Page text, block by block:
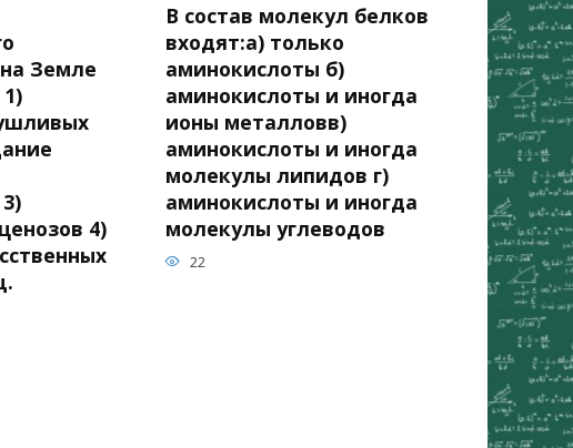
Земле
4)
В состав молекул белков
входят:а) только
аминокислоты б)
аминокислоты и иногда
ионы металловв)
аминокислоты и иногда
молекулы липидов г)
аминокислоты и иногда
молекулы углеводов
22